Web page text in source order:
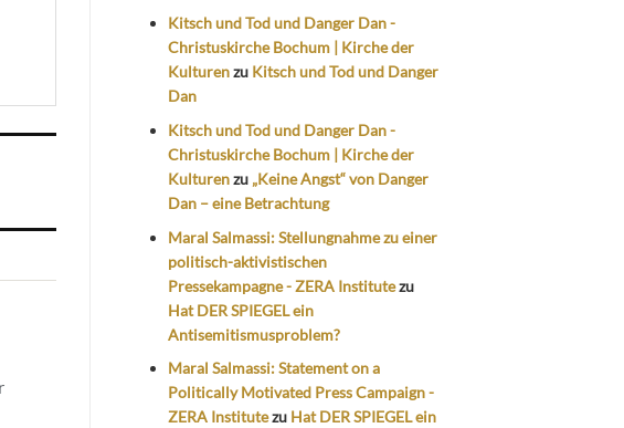
Kitsch und Tod und Danger Dan -
Christuskirche Bochum | Kirche der
Kulturenzu Kitsch und Tod und Danger
Dan
Kitsch und Tod und Danger Dan -
Christuskirche Bochum | Kirche der
Kulturenzu „Keine Angst“ von Danger
Dan – eine Betrachtung
Maral Salmassi: Stellungnahme zu einer
politisch-aktivistischen
Pressekampagne - ZERA Institutezu
Hat DER SPIEGEL ein
Antisemitismusproblem?
Maral Salmassi: Statement on a
Politically Motivated Press Campaign -
ZERA Institutezu Hat DER SPIEGEL ein